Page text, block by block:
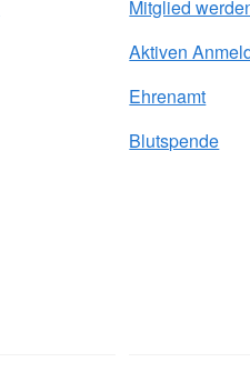
Mitglied
Aktiven
Ehrenamt
Blutspende